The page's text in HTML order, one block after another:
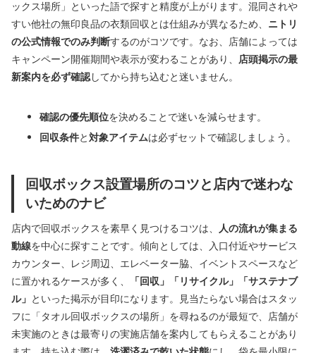
ックス場所」といった語で探すと精度が上がります。混同されや
すい他社の無印良品の衣類回収とは仕組みが異なるため、 ニトリ
の公式情報でのみ判断するのがコツです。なお、店舗によっては
キャンペーン開催期間や表示が変わることがあり、 店頭掲示の最
新案内を必ず確認してから持ち込むと迷いません。
確認の優先順位を決めることで迷いを減らせます。
回収条件と対象アイテムは必ずセットで確認しましょう。
回収ボックス設置場所のコツと店内で迷わな
いためのナビ
店内で回収ボックスを素早く見つけるコツは、
人の流れが集まる
動線を中心に探すことです。傾向としては、入口付近やサービス
カウンター、レジ周辺、エレベーター脇、イベントスペースなど
に置かれるケースが多く、
「回収」「リサイクル」「サステナブ
ル」 といった掲示が目印になります。見当たらない場合はスタッ
フに「タオル回収ボックスの場所」を尋ねるのが最短で、店舗が
未実施のときは最寄りの実施店舗を案内してもらえることがあり